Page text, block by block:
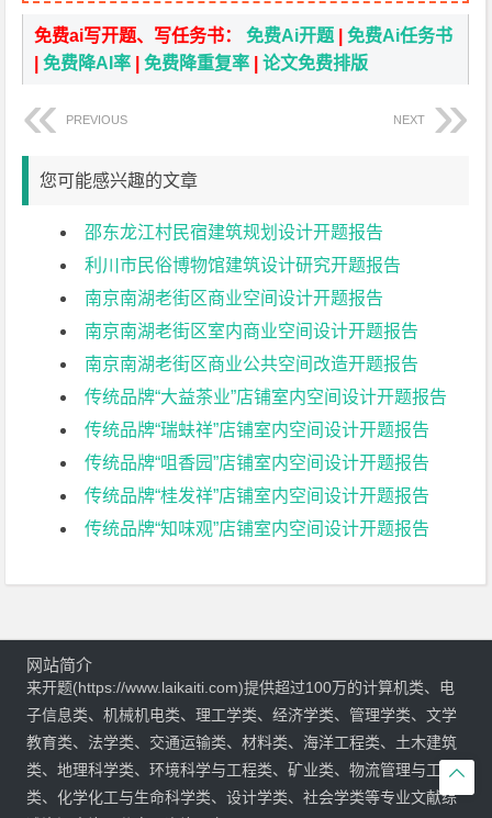
免费ai写开题、写任务书：免费Ai开题 |免费Ai任务书
|免费降AI率 |免费降重复率 |论文免费排版
PREVIOUS NEXT
您可能感兴趣的文章
邵东龙江村民宿建筑规划设计开题报告
利川市民俗博物馆建筑设计研究开题报告
南京南湖老街区商业空间设计开题报告
南京南湖老街区室内商业空间设计开题报告
南京南湖老街区商业公共空间改造开题报告
传统品牌“大益茶业”店铺室内空间设计开题报告
传统品牌“瑞蚨祥”店铺室内空间设计开题报告
传统品牌“咀香园”店铺室内空间设计开题报告
传统品牌“桂发祥”店铺室内空间设计开题报告
传统品牌“知味观”店铺室内空间设计开题报告

网站简介
来开题(https://www.laikaiti.com)提供超过100万的计算机类、电
子信息类、机械机电类、理工学类、经济学类、管理学类、文学
教育类、法学类、交通运输类、材料类、海洋工程类、土木建筑
类、地理科学类、环境科学与工程类、矿业类、物流管理与工程
类、化学化工与生命科学类、设计学类、社会学类等专业文献综